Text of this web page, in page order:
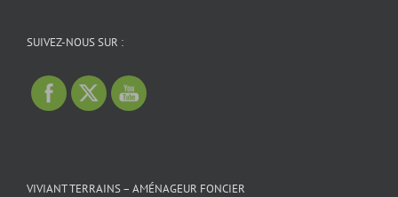
SUIVEZ-NOUS SUR :
VIVIANT TERRAINS – AMÉNAGEUR FONCIER